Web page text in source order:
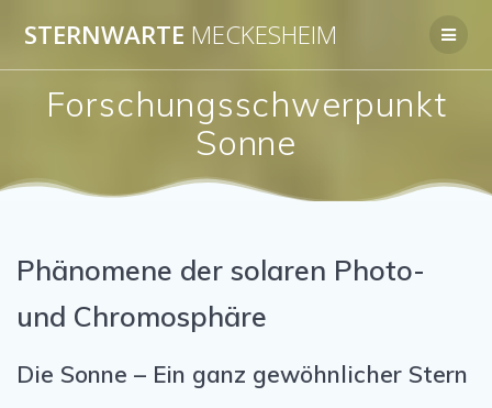
InhaltSTERNWARTE MECKESHEIM
Forschungsschwerpunkt
Sonne
Phänomene der solaren Photo-
und Chromosphäre
Die Sonne – Ein ganz gewöhnlicher Stern